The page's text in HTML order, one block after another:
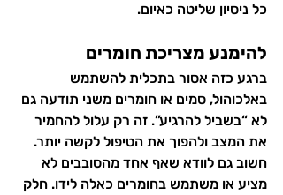
כל ניסיון שליטה כאיום.
להימנע מצריכת חומרים
ברגע כזה אסור בתכלית להשתמש
באלכוהול, סמים או חומרים משני תודעה גם
לא “בשביל להרגיע”. זה רק עלול להחמיר
את המצב ולהפוך את הטיפול לקשה יותר.
חשוב גם לוודא שאף אחד מהסובבים לא
מציע או משתמש בחומרים כאלה לידו. חלק